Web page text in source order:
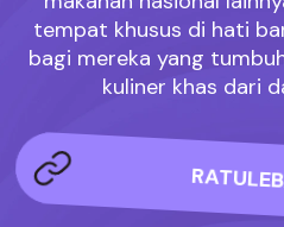
tempat khusus di hati
bagi mereka yang
kuliner khas dari